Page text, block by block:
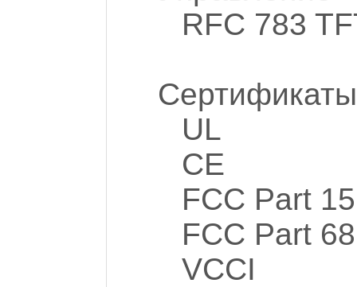
RFC 783
UL
CE
FCC Part 15
FCC Part 68
VCCI